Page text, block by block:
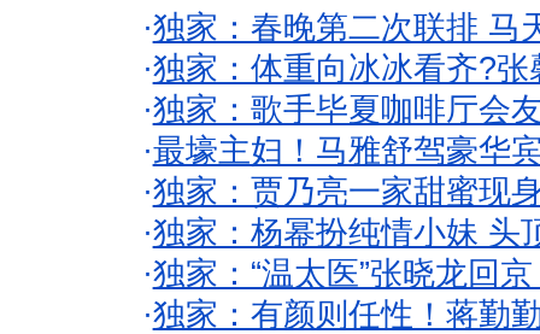
·独家：春晚第二次联排 马
·独家：体重向冰冰看齐?
·独家：歌手毕夏咖啡厅会
·最壕主妇！马雅舒驾豪华
·独家：贾乃亮一家甜蜜现
·独家：杨幂扮纯情小妹 头
·独家：“温太医”张晓龙回
·独家：有颜则任性！蒋勤